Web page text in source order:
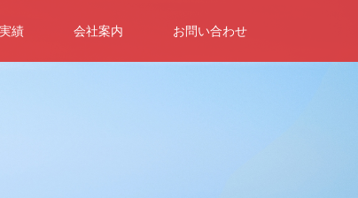
績 会社案内 お問い合わせ